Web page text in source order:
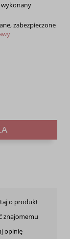
wykonany
zabezpieczone
o produkt
znajomemu
opinię